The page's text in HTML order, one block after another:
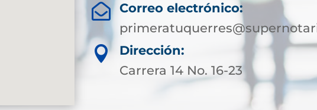

Correo electrónico:

Dirección:
Carrera 14 No. 16-23